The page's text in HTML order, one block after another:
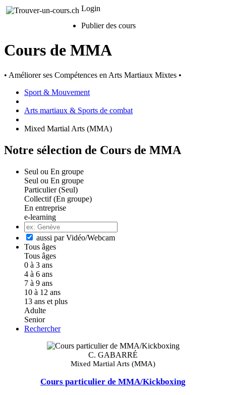
Login
Publier des cours
Cours de MMA
• Améliorer ses Compétences en Arts Martiaux Mixtes •
Sport & Mouvement
Arts martiaux & Sports de combat
Mixed Martial Arts (MMA)
Notre sélection de Cours de MMA
Seul ou En groupe
Seul ou En groupe
Particulier (Seul)
Collectif (En groupe)
En entreprise
e-learning
aussi par Vidéo/Webcam
Tous âges
Tous âges
0 à 3 ans
4 à 6 ans
7 à 9 ans
10 à 12 ans
13 ans et plus
Adulte
Senior
Rechercher
C. GABARRÉ
Mixed Martial Arts (MMA)
Cours particulier de MMA/Kickboxing